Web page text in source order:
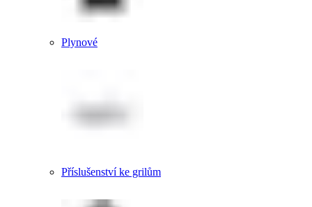
Plynové
Příslušenství ke grilům